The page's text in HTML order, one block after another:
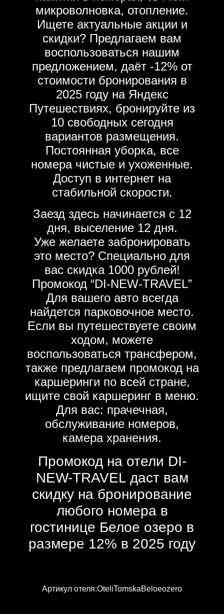
микроволновка, отопление.
Ищете актуальные акции и
скидки? Предлагаем вам
воспользоваться нашим
предложением, даёт -12% от
стоимости бронирования в
2025 году на Яндекс
Путешествиях, бронируйте из
10 свободных сегодня
вариантов размещения.
Постоянная уборка, все
номера чистые и ухоженные.
Доступ в интернет на
стабильной скорости.
Заезд здесь начинается с 12
дня, выселение 12 дня.
Уже желаете забронировать
это место? Специально для
вас скидка 1000 рублей!
Промокод “DI-NEW-TRAVEL”
Для вашего авто всегда
найдется парковочное место.
Если вы путешествуете своим
ходом, можете
воспользоваться трансфером,
также предлагаем промокод на
каршеринги по всей стране,
ищите свой каршеринг в меню.
Для вас: прачечная,
обслуживание номеров,
камера хранения.
Промокод на отели DI-
NEW-TRAVEL даст вам
скидку на бронирование
любого номера в
гостинице Белое озеро в
размере 12% в 2025 году
Артикул отеля:OteliTomskaBeloeozero